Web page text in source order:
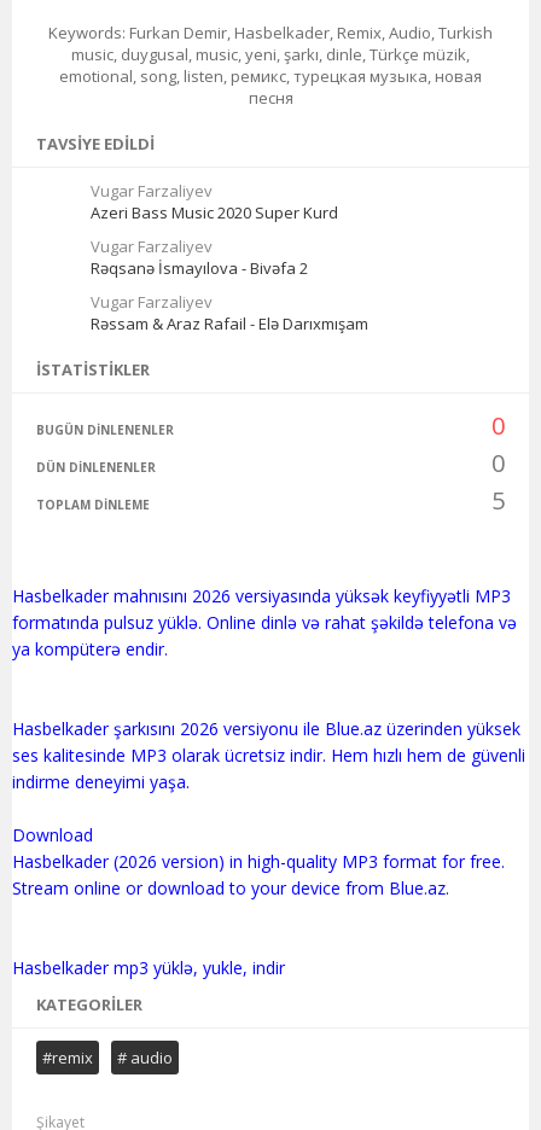
Keywords: Furkan Demir, Hasbelkader, Remix, Audio, Turkish
music, duygusal, music, yeni, şarkı, dinle, Türkçe müzik,
emotional, song, listen, ремикс, турецкая музыка, новая
песня
TAVSIYE EDILDI
Vugar Farzaliyev
Azeri Bass Music 2020 Super Kurd
Vugar Farzaliyev
Rəqsanə İsmayılova - Bivəfa 2
Vugar Farzaliyev
Rəssam & Araz Rafail - Elə Darıxmışam
İSTATISTIKLER
BUGÜN DINLENENLER 0
DÜN DINLENENLER 0
TOPLAM DINLEME 5
Hasbelkader mahnısını 2026 versiyasında yüksək keyfiyyətli MP3
formatında pulsuz yüklə. Online dinlə və rahat şəkildə telefona və
ya kompüterə endir.
Hasbelkader şarkısını 2026 versiyonu ile Blue.az üzerinden yüksek
ses kalitesinde MP3 olarak ücretsiz indir. Hem hızlı hem de güvenli
indirme deneyimi yaşa.
Download
Hasbelkader (2026 version) in high-quality MP3 format for free.
Stream online or download to your device from Blue.az.
KATEGORILER
#remix # audio
Şikayet